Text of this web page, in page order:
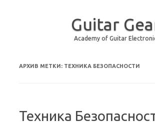
Guitar
Academy of Guitar
Перейти к
АРХИВ МЕТКИ: ТЕХНИКА БЕЗОПАСНОСТИ
Техника